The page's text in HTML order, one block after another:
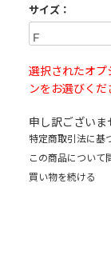
サイズ：
選択されたオプ
ンをお選びくだ
申し訳ございま
特定商取引法に基
この商品について
買い物を続ける